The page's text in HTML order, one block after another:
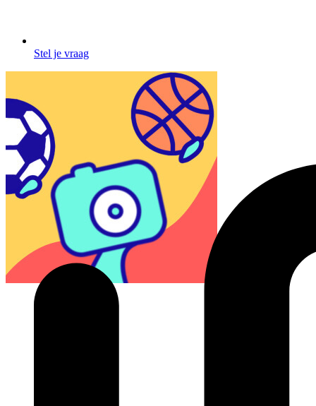
Stel je vraag